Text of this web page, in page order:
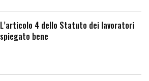
L’articolo 4 dello Statuto dei lavoratori
spiegato bene